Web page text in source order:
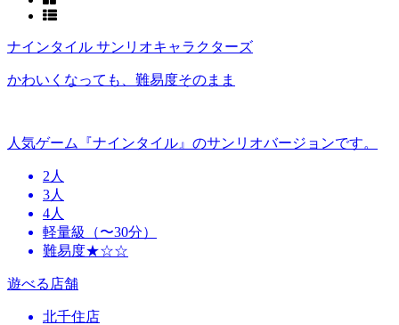
ナインタイル サンリオキャラクターズ
かわいくなっても、難易度そのまま
人気ゲーム『ナインタイル』のサンリオバージョンです。
2人
3人
4人
軽量級（〜30分）
難易度★☆☆
遊べる店舗
北千住店